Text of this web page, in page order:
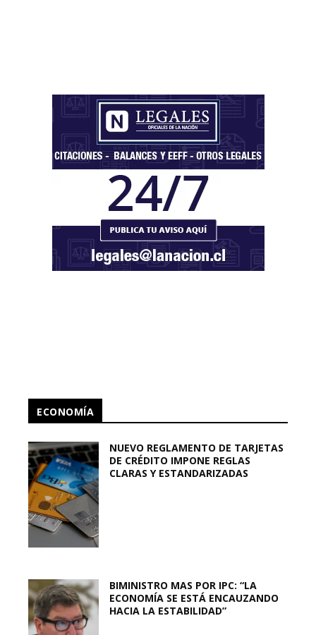
ECONOMÍA
NUEVO REGLAMENTO DE TARJETAS
DE CRÉDITO IMPONE REGLAS
CLARAS Y ESTANDARIZADAS
BIMINISTRO MAS POR IPC: “LA
ECONOMÍA SE ESTÁ ENCAUZANDO
HACIA LA ESTABILIDAD”